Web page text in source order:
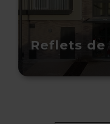
Reflets de